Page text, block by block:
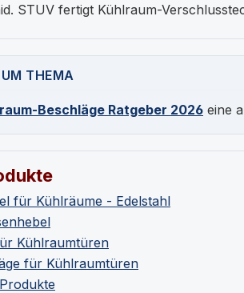
STUV fertigt Kühlraum-
THEMA
Beschläge Ratgeber 2026 eine
für Kühlräume - Edelstahl
Kühlraumtüren
für Kühlraumtüren